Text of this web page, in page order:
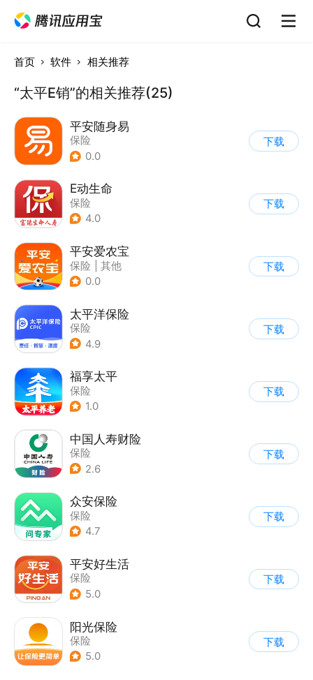
首页 软件 相关推荐
“太平E销”的相关推荐(25)
平安随身易
保险
0.0
下载
E动生命
保险
4.0
下载
平安爱农宝
保险
其他
0.0
下载
太平洋保险
保险
4.9
下载
福享太平
保险
1.0
下载
中国人寿财险
保险
2.6
下载
众安保险
保险
4.7
下载
平安好生活
保险
5.0
下载
阳光保险
保险
5.0
下载